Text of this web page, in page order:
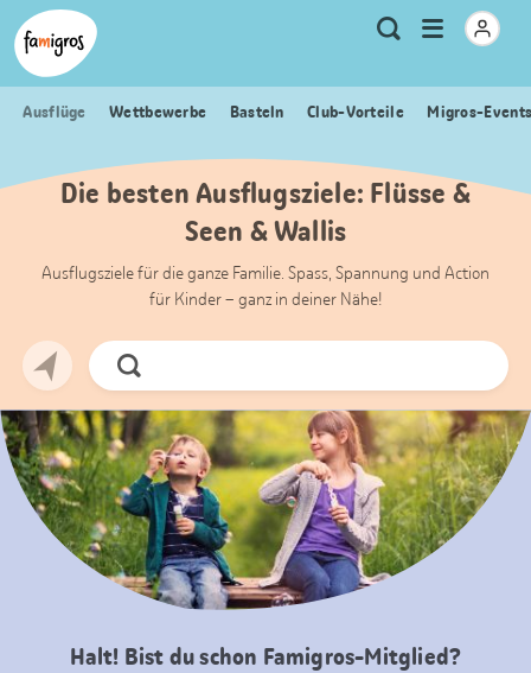
Sprungmarken
Navigation
Header
Logo
Meta
Navigation
Suche
Menu
öffnen
Ausflüge Wettbewerbe Basteln Club-Vorteile Migros-
Die besten Ausflugsziele: Flüsse &
Seen & Wallis
Ausflugsziele für die ganze Familie. Spass, Spannung und Action
für Kinder – ganz in deiner Nähe!
Jetzt
Suchen
Halt! Bist du schon Famigros-Mitglied?